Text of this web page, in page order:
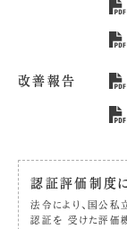
改善報告
認証評価制度
法令により、国公
認証を 受けた評価